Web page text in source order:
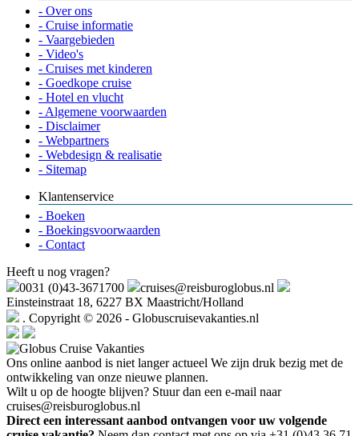
- Over ons
- Cruise informatie
- Vaargebieden
- Video's
- Cruises met kinderen
- Goedkope cruise
- Hotel en vlucht
- Algemene voorwaarden
- Disclaimer
- Webpartners
- Webdesign & realisatie
- Sitemap
Klantenservice
- Boeken
- Boekingsvoorwaarden
- Contact
Heeft u nog vragen?
0031 (0)43-3671700
cruises@reisburoglobus.nl
Einsteinstraat 18, 6227 BX Maastricht/Holland
. Copyright © 2026 - Globuscruisevakanties.nl
Ons online aanbod is niet langer actueel We zijn druk bezig met de
ontwikkeling van onze nieuwe plannen.
Wilt u op de hoogte blijven? Stuur dan een e-mail naar
cruises@reisburoglobus.nl
Direct een interessant aanbod ontvangen voor uw volgende